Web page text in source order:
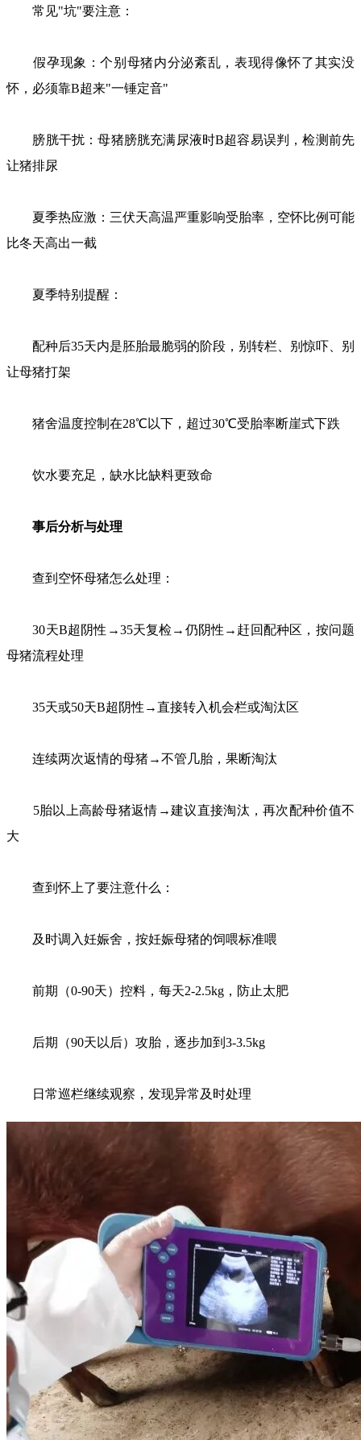
常见"坑"要注意：
假孕现象：个别母猪内分泌紊乱，表现得像怀了其实没
怀，必须靠B超来"一锤定音"
膀胱干扰：母猪膀胱充满尿液时B超容易误判，检测前先
让猪排尿
夏季热应激：三伏天高温严重影响受胎率，空怀比例可能
比冬天高出一截
夏季特别提醒：
配种后35天内是胚胎最脆弱的阶段，别转栏、别惊吓、别
让母猪打架
猪舍温度控制在28℃以下，超过30℃受胎率断崖式下跌
饮水要充足，缺水比缺料更致命
事后分析与处理
查到空怀母猪怎么处理：
30天B超阴性→35天复检→仍阴性→赶回配种区，按问题
母猪流程处理
35天或50天B超阴性→直接转入机会栏或淘汰区
连续两次返情的母猪→不管几胎，果断淘汰
5胎以上高龄母猪返情→建议直接淘汰，再次配种价值不
大
查到怀上了要注意什么：
及时调入妊娠舍，按妊娠母猪的饲喂标准喂
前期（0-90天）控料，每天2-2.5kg，防止太肥
后期（90天以后）攻胎，逐步加到3-3.5kg
日常巡栏继续观察，发现异常及时处理